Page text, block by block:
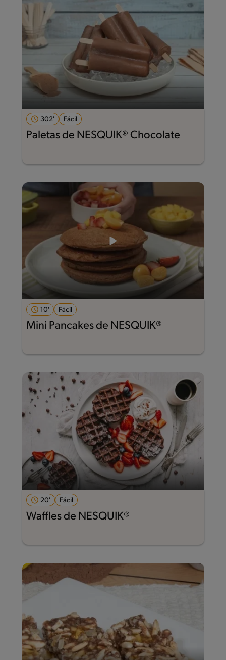
302' Fácil
Paletas de NESQUIK® Chocolate
10' Fácil
Mini Pancakes de NESQUIK®
20' Fácil
Waffles de NESQUIK®